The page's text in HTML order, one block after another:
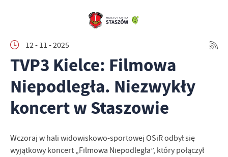
12 - 11 - 2025
TVP3 Kielce: Filmowa
Niepodległa. Niezwykły
koncert w Staszowie
Wczoraj w hali widowiskowo-sportowej OSiR odbył się
wyjątkowy koncert „Filmowa Niepodległa”, który połączył